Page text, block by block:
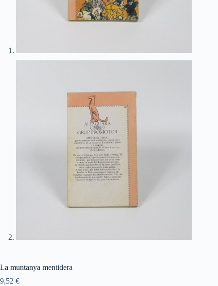
La muntanya mentidera
9,52 €